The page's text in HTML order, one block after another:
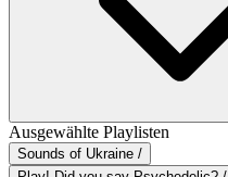
Ausgewählte Playlisten
Sounds of Ukraine /